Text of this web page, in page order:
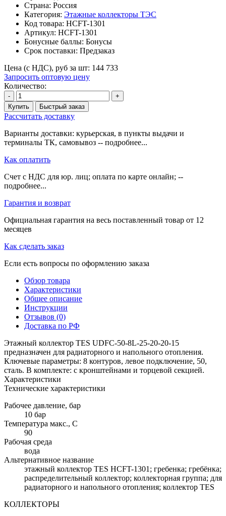
Страна: Россия
Категория: Этажные коллекторы ТЭС
Код товара: HCFT-1301
Артикул: HCFT-1301
Бонусные баллы: Бонусы
Срок поставки: Предзаказ
Цена (с НДС), руб за шт: 144 733
Запросить оптовую цену
Количество:
-
+
Купить
Быстрый заказ
Рассчитать доставку
Варианты доставки: курьерская, в пункты выдачи и
терминалы ТК, самовывоз -- подробнее...
Как оплатить
Счет с НДС для юр. лиц; оплата по карте онлайн; --
подробнее...
Гарантия и возврат
Официальная гарантия на весь поставленный товар от 12
месяцев
Как сделать заказ
Если есть вопросы по оформлению заказа
Обзор товара
Характеристики
Общее описание
Инструкции
Отзывов (0)
Доставка по РФ
Этажный коллектор TES UDFC-50-8L-25-20-20-15
предназначен для радиаторного и напольного отопления.
Ключевые параметры: 8 контуров, левое подключение, 50,
сталь. В комплекте: с кронштейнами и торцевой секцией.
Характеристики
Технические характеристики
Рабочее давление, бар
10 бар
Температура макс., С
90
Рабочая среда
вода
Альтернативное название
этажный коллектор TES HCFT-1301; гребенка; гребёнка;
распределительный коллектор; коллекторная группа; для
радиаторного и напольного отопления; коллектор TES
КОЛЛЕКТОРЫ